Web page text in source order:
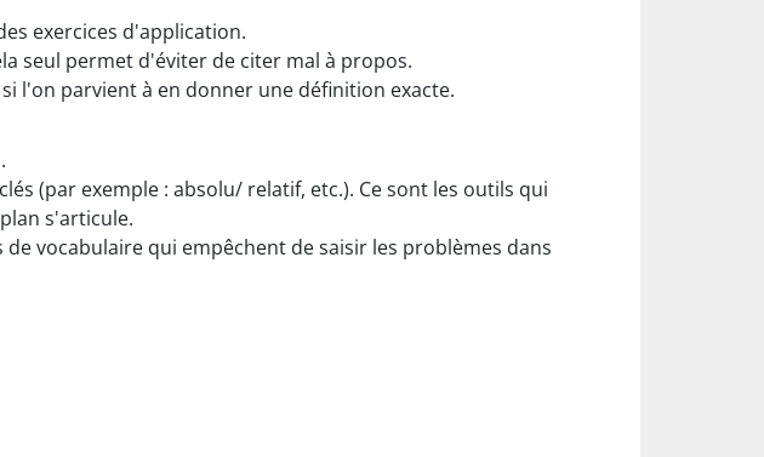
exercices d'application.
seul permet d'éviter de citer mal à propos.
l'on parvient à en donner une définition exacte.
(par exemple : absolu/ relatif, etc.). Ce sont les outils qui
s'articule.
vocabulaire qui empêchent de saisir les problèmes dans